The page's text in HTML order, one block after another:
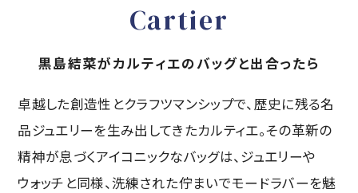
Cartier
黒島結菜がカルティエのバッグと出合ったら
卓越した創造性とクラフツマンシップで、歴史に残る名
品ジュエリーを生み出してきたカルティエ。その革新の
精神が息づくアイコニックなバッグは、ジュエリーや
ウォッチと同様、洗練された佇まいでモードラバーを魅